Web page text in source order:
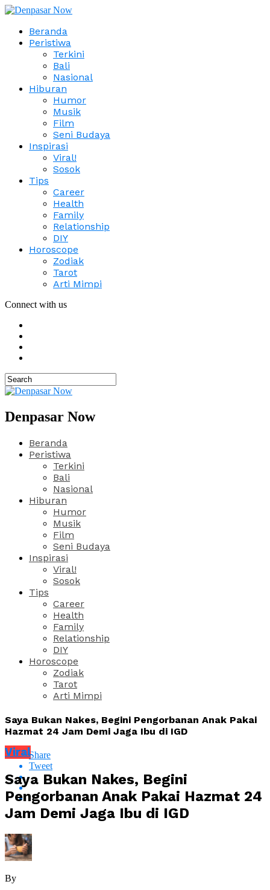
Beranda
Peristiwa
Terkini
Bali
Nasional
Hiburan
Humor
Musik
Film
Seni Budaya
Inspirasi
Viral!
Sosok
Tips
Career
Health
Family
Relationship
DIY
Horoscope
Zodiak
Tarot
Arti Mimpi
Connect with us
Denpasar Now
Beranda
Peristiwa
Terkini
Bali
Nasional
Hiburan
Humor
Musik
Film
Seni Budaya
Inspirasi
Viral!
Sosok
Tips
Career
Health
Family
Relationship
DIY
Horoscope
Zodiak
Tarot
Arti Mimpi
Saya Bukan Nakes, Begini Pengorbanan Anak Pakai
Hazmat 24 Jam Demi Jaga Ibu di IGD
Share
Tweet
Viral
Saya Bukan Nakes, Begini
Pengorbanan Anak Pakai Hazmat 24
Jam Demi Jaga Ibu di IGD
By